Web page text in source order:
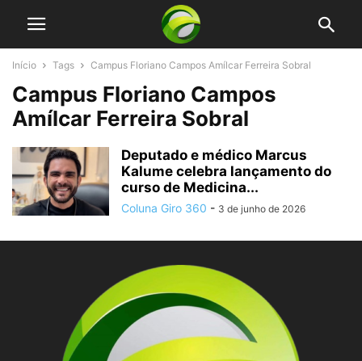
Início Tags Campus Floriano Campos Amílcar Ferreira Sobral
Campus Floriano Campos
Amílcar Ferreira Sobral
Deputado e médico Marcus
Kalume celebra lançamento do
curso de Medicina...
Coluna Giro 360 - 3 de junho de 2026